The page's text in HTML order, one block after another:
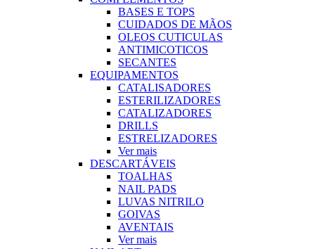
BASES E TOPS
CUIDADOS DE MÃOS
OLEOS CUTICULAS
ANTIMICOTICOS
SECANTES
EQUIPAMENTOS
CATALISADORES
ESTERILIZADORES
CATALIZADORES
DRILLS
ESTRELIZADORES
Ver mais
DESCARTÁVEIS
TOALHAS
NAIL PADS
LUVAS NITRILO
GOIVAS
AVENTAIS
Ver mais